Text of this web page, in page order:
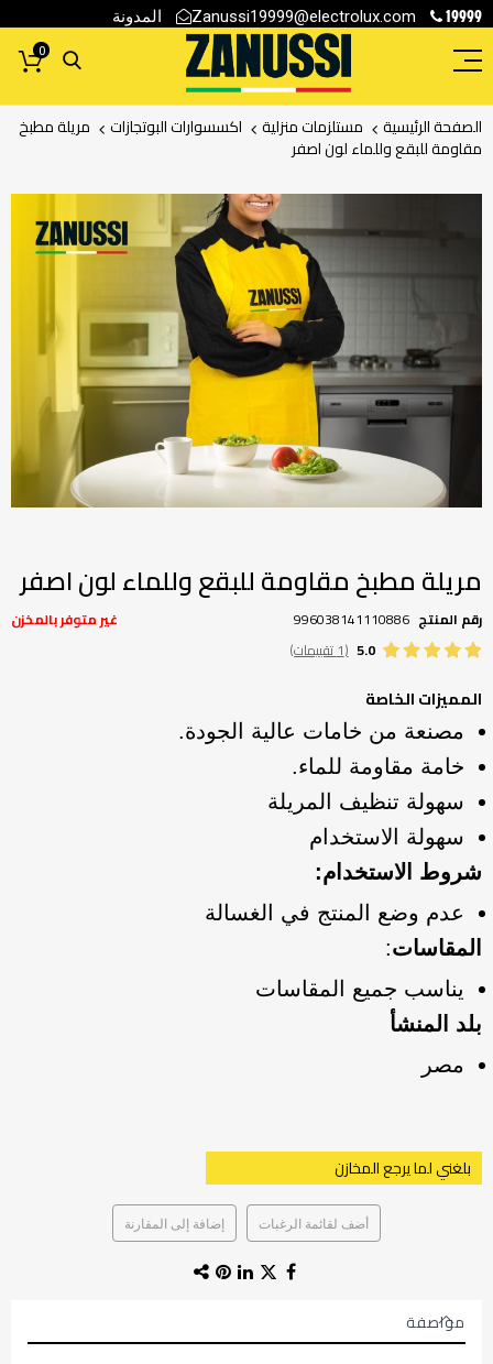
19999
Zanussi19999@electrolux.com المدونة
0
الصفحة الرئيسية مستلزمات منزلية اكسسوارات البوتجازات مريلة مطبخ
مقاومة للبقع وللماء لون اصفر
انتقل
بداية
معرض
الصور
مريلة مطبخ مقاومة للبقع وللماء لون اصفر
غير متوفر بالمخزن رقم المنتج 996038141110886
5.0 (1 تقييمات)
المميزات الخاصة
مصنعة من خامات عالية الجودة.
خامة مقاومة للماء.
سهولة تنظيف المريلة
سهولة الاستخدام
شروط الاستخدام:
عدم وضع المنتج في الغسالة
المقاسات:
يناسب جميع المقاسات
بلد المنشأ
مصر
بلغني لما يرجع المخازن
أضف لقائمة الرغبات إضافة إلى المقارنة
مواصفة